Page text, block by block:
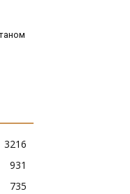
3216
931
735